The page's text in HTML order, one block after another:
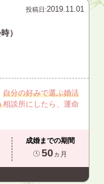
投稿日:2019.11.01
）
自分の好みで選ぶ婚活
相談所にしたら、運命
成婚までの期間
50ヵ月